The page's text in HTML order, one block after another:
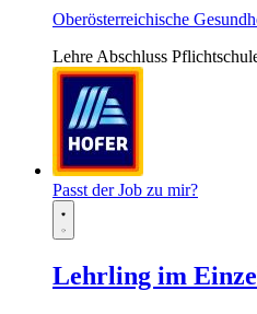
Oberösterreichische
LehreAbschluss
Passt der Job zu mir?
Lehrling im